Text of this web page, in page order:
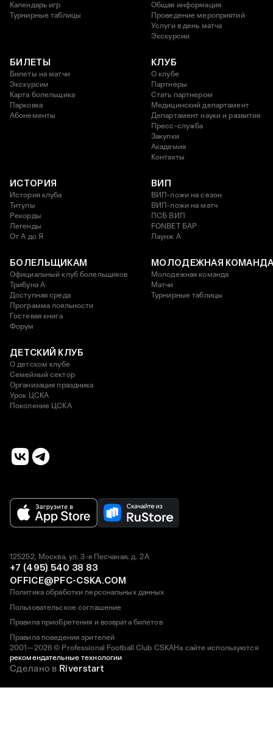
Календарь игр
Турнирные таблицы
Общая информация
Проведение мероприятий
Услуги в день матча
Экскурсии
БИЛЕТЫ
Билеты на матчи
Экскурсии
Карта болельщика
Парковка
Абонементы
КЛУБ
О клубе
Партнеры
Стать партнером
Медицинский департамент
Департамент науки и развития
Пресс-служба
Закупки
Академия
Контакты
ИСТОРИЯ
История клуба
Титулы
Рекорды
Легенды
От А до Я
ВИП
ВИП-ложи на сезон
ВИП-ложи на матч
ПСБ ВИП
FONBET БАР
Лаунж A
БОЛЕЛЬЩИКАМ
Официальный клуб болельщиков
Трибуна А
Доступная среда
Программа лояльности
Гостевая книга
Форум
МОЛОДЕЖНАЯ
Молодежная команда
Матчи
Турнирные таблицы
ДЕТСКИЙ КЛУБ
О детском клубе
Семейный сектор
Организация праздника
Урок ЦСКА
Поколение ЦСКА
2001—2026 © Professional Football Club CSKAНа сайте используются
рекомендательные технологии
125252, Москва, ул. 3-я Песчаная, д. 2А
+7 (495) 540 38 83
OFFICE@PFC-CSKA.COM
Политика обработки персональных данных
Пользовательское соглашение
Правила приобретения и возврата билетов
Правила поведения зрителей
Сделано в Riverstart